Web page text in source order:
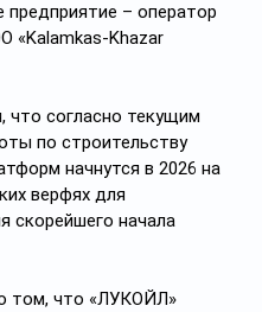
предприятие – оператор
«Kalamkas-Khazar
что согласно текущим
по строительству
начнутся в 2026 на
верфях для
скорейшего начала
том, что «ЛУКОЙЛ»